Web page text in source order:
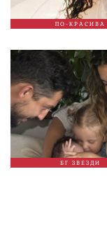
ПО-КРАСИВА
БГ ЗВЕЗДИ